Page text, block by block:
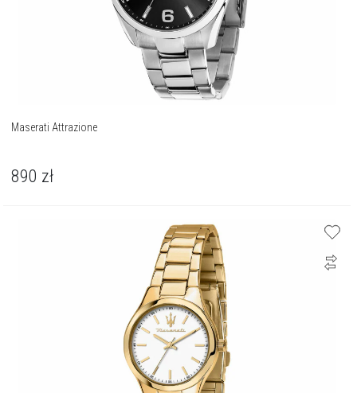
Maserati Attrazione
890 zł